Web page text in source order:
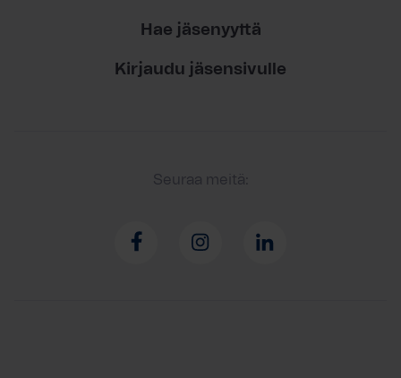
Hae jäsenyyttä
Kirjaudu jäsensivulle
Seuraa meitä: